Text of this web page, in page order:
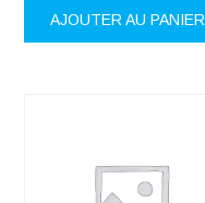
AJOUTER AU PANIER